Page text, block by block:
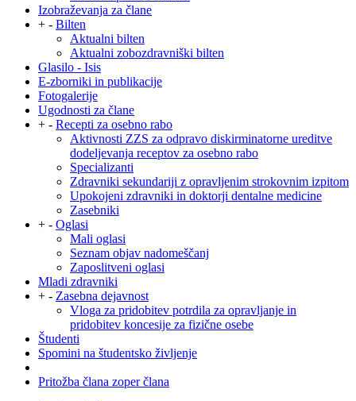
Izobraževanja za člane
+ - Bilten
Aktualni bilten
Aktualni zobozdravniški bilten
Glasilo - Isis
E-zborniki in publikacije
Fotogalerije
Ugodnosti za člane
+ - Recepti za osebno rabo
Aktivnosti ZZS za odpravo diskirminatorne ureditve
dodeljevanja receptov za osebno rabo
Specializanti
Zdravniki sekundariji z opravljenim strokovnim izpitom
Upokojeni zdravniki in doktorji dentalne medicine
Zasebniki
+ - Oglasi
Mali oglasi
Seznam objav nadomeščanj
Zaposlitveni oglasi
Mladi zdravniki
+ - Zasebna dejavnost
Vloga za pridobitev potrdila za opravljanje in
pridobitev koncesije za fizične osebe
Študenti
Spomini na študentsko življenje
Pritožba člana zoper člana